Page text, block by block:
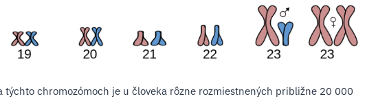
týchto chromozómoch je u človeka rôzne rozmiestnených približne 20 000